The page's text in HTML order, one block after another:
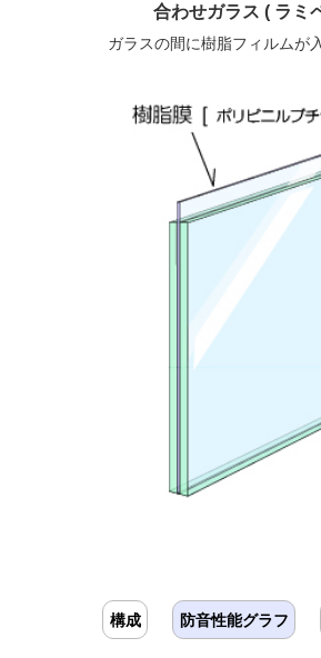
合わせガラス ( ラミ
ガラスの間に樹脂フィルムが
構成 防音性能グラフ